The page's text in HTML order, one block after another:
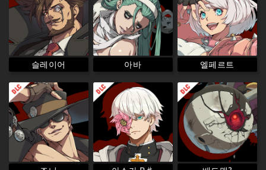
슬레이어 아바 엘페르트